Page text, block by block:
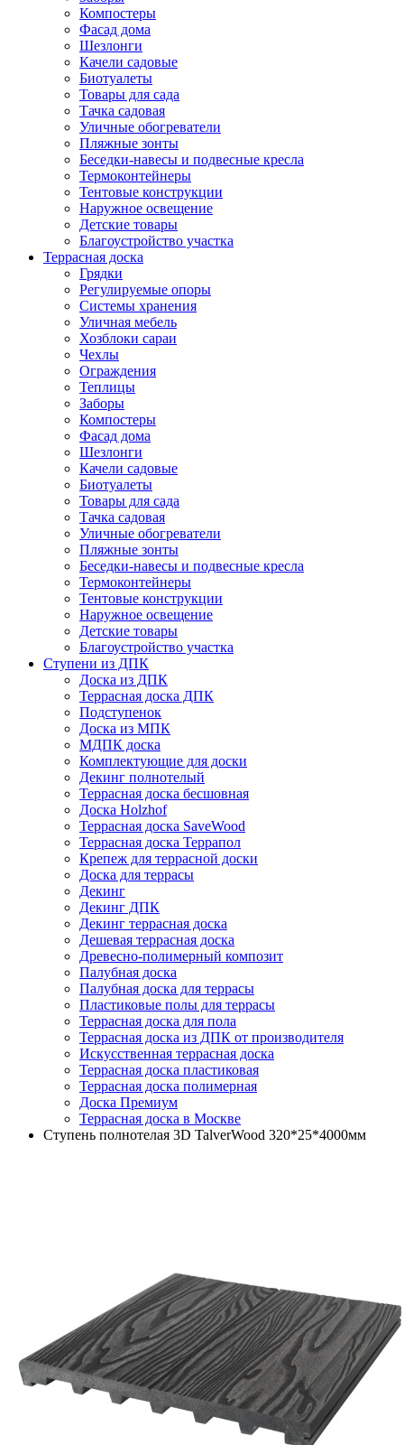
Компостеры
Фасад дома
Шезлонги
Качели садовые
Биотуалеты
Товары для сада
Тачка садовая
Уличные обогреватели
Пляжные зонты
Беседки-навесы и подвесные кресла
Термоконтейнеры
Тентовые конструкции
Наружное освещение
Детские товары
Благоустройство участка
Террасная доска
Грядки
Регулируемые опоры
Системы хранения
Уличная мебель
Хозблоки сараи
Чехлы
Ограждения
Теплицы
Заборы
Компостеры
Фасад дома
Шезлонги
Качели садовые
Биотуалеты
Товары для сада
Тачка садовая
Уличные обогреватели
Пляжные зонты
Беседки-навесы и подвесные кресла
Термоконтейнеры
Тентовые конструкции
Наружное освещение
Детские товары
Благоустройство участка
Ступени из ДПК
Доска из ДПК
Террасная доска ДПК
Подступенок
Доска из МПК
МДПК доска
Комплектующие для доски
Декинг полнотелый
Террасная доска бесшовная
Доска Holzhof
Террасная доска SaveWood
Террасная доска Террапол
Крепеж для террасной доски
Доска для террасы
Декинг
Декинг ДПК
Декинг террасная доска
Дешевая террасная доска
Древесно-полимерный композит
Палубная доска
Палубная доска для террасы
Пластиковые полы для террасы
Террасная доска для пола
Террасная доска из ДПК от производителя
Искусственная террасная доска
Террасная доска пластиковая
Террасная доска полимерная
Доска Премиум
Террасная доска в Москве
Ступень полнотелая 3D TalverWood 320*25*4000мм